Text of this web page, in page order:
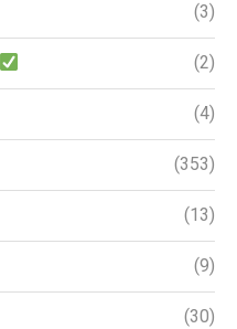
(3)
(2)
(4)
(353)
(13)
(9)
(30)